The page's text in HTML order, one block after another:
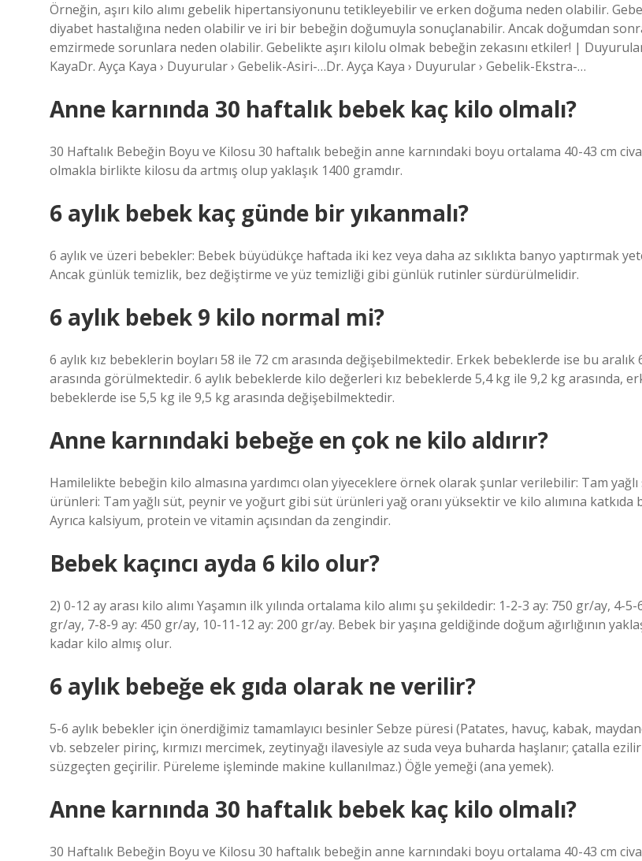
Örneğin, aşırı kilo alımı gebelik hipertansiyonunu tetikleyebilir ve erken doğuma neden olabilir.
diyabet hastalığına neden olabilir ve iri bir bebeğin doğumuyla sonuçlanabilir. Ancak doğumdan
emzirmede sorunlara neden olabilir. Gebelikte aşırı kilolu olmak bebeğin zekasını etkiler! |
KayaDr. Ayça Kaya › Duyurular › Gebelik-Asiri-…Dr. Ayça Kaya › Duyurular › Gebelik-Ekstra-…
Anne karnında 30 haftalık bebek kaç kilo olmalı?
30 Haftalık Bebeğin Boyu ve Kilosu 30 haftalık bebeğin anne karnındaki boyu ortalama 40-43 cm
olmakla birlikte kilosu da artmış olup yaklaşık 1400 gramdır.
6 aylık bebek kaç günde bir yıkanmalı?
6 aylık ve üzeri bebekler: Bebek büyüdükçe haftada iki kez veya daha az sıklıkta banyo yaptırmak
Ancak günlük temizlik, bez değiştirme ve yüz temizliği gibi günlük rutinler sürdürülmelidir.
6 aylık bebek 9 kilo normal mi?
6 aylık kız bebeklerin boyları 58 ile 72 cm arasında değişebilmektedir. Erkek bebeklerde ise bu aralık
arasında görülmektedir. 6 aylık bebeklerde kilo değerleri kız bebeklerde 5,4 kg ile 9,2 kg arasında,
bebeklerde ise 5,5 kg ile 9,5 kg arasında değişebilmektedir.
Anne karnındaki bebeğe en çok ne kilo aldırır?
Hamilelikte bebeğin kilo almasına yardımcı olan yiyeceklere örnek olarak şunlar verilebilir: Tam
ürünleri: Tam yağlı süt, peynir ve yoğurt gibi süt ürünleri yağ oranı yüksektir ve kilo alımına katkıda
Ayrıca kalsiyum, protein ve vitamin açısından da zengindir.
Bebek kaçıncı ayda 6 kilo olur?
2) 0-12 ay arası kilo alımı Yaşamın ilk yılında ortalama kilo alımı şu şekildedir: 1-2-3 ay: 750 gr/ay, 4-5-
gr/ay, 7-8-9 ay: 450 gr/ay, 10-11-12 ay: 200 gr/ay. Bebek bir yaşına geldiğinde doğum ağırlığının
kadar kilo almış olur.
6 aylık bebeğe ek gıda olarak ne verilir?
5-6 aylık bebekler için önerdiğimiz tamamlayıcı besinler Sebze püresi (Patates, havuç, kabak,
vb. sebzeler pirinç, kırmızı mercimek, zeytinyağı ilavesiyle az suda veya buharda haşlanır; çatalla
süzgeçten geçirilir. Püreleme işleminde makine kullanılmaz.) Öğle yemeği (ana yemek).
Anne karnında 30 haftalık bebek kaç kilo olmalı?
30 Haftalık Bebeğin Boyu ve Kilosu 30 haftalık bebeğin anne karnındaki boyu ortalama 40-43 cm